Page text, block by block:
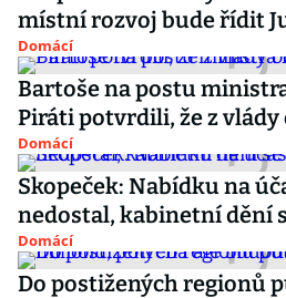
místní rozvoj bude řídit
Domácí
Bartoše na postu
Piráti potvrdili, že z vlády
Domácí
Skopeček: Nabídku na
nedostal, kabinetní dění
Domácí
Do postižených regionů